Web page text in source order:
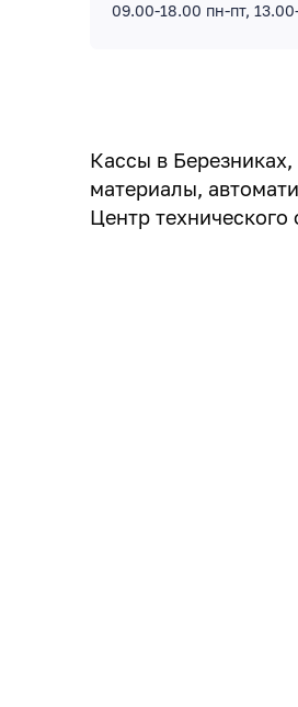
09.00-18.00 пн-пт,
Кассы в
материалы,
Центр